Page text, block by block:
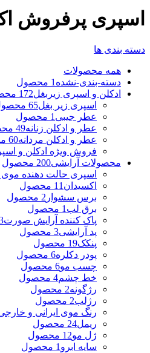
اسپری پرفروش
دسته بندی ها
همه محصولات
دسته-بندی-نشده 1 محصول
ادکلن و اسپری زیربغل172 محصول
اسپری زیر بغل65 محصول
عطر جیبی 1 محصول
عطر و ادکلن زنانه49 محصول
عطر و ادکلن مردانه60 محصول
فروش ویژه ادکلن و
محصولات آرایشی200 محصول
اسپری حالت دهنده
اکسیدان 11 محصول
برس سشوار 2 محصول
برق لب 1 محصول
پاک کننده آرایش صورت3
پد آرایشی3 محصول
پنکک19 محصول
پودر دکلره6 محصول
چسب مو6 محصول
خط چشم4 محصول
رژگونه2 محصول
رژلب2 محصول
رنگ موی ایرانی و
ریمل24 محصول
ژل مو12 محصول
سایه ابرو 1 محصول